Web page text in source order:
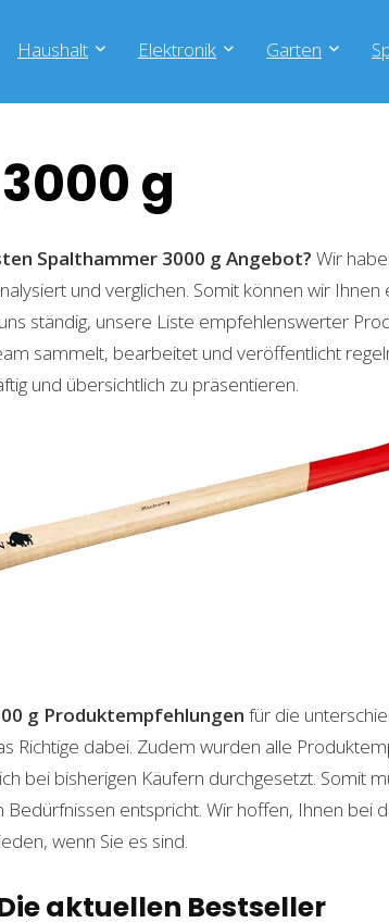
Haushalt Elektronik Garten
g
Spalthammer 3000 g Angebot? Wir
und verglichen. Somit können wir Ihnen
ständig, unsere Liste empfehlenswerter
sammelt, bearbeitet und veröffentlicht
und übersichtlich zu präsentieren.
g Produktempfehlungen für die
Richtige dabei. Zudem wurden alle
bei bisherigen Käufern durchgesetzt. Somit
entspricht. Wir hoffen, Ihnen bei
wenn Sie es sind.
aktuellen Bestseller